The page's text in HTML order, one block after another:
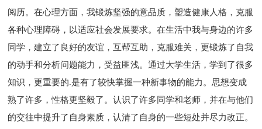
阅历。在心理方面，我锻炼坚强的意品质，塑造健康人格，克服
各种心理障碍，以适应社会发展要求。在生活中我与身边的许多
同学，建立了良好的友谊，互帮互助，克服难关，更锻炼了自我
的动手和分析问题能力，受益匪浅。通过大学生活，学到了很多
知识，更重要的.是有了较快掌握一种新事物的能力。思想变成
熟了许多，性格更坚毅了。认识了许多同学和老师，并在与他们
的交往中提升了自身素质，认清了自身的一些短处并尽力改正。